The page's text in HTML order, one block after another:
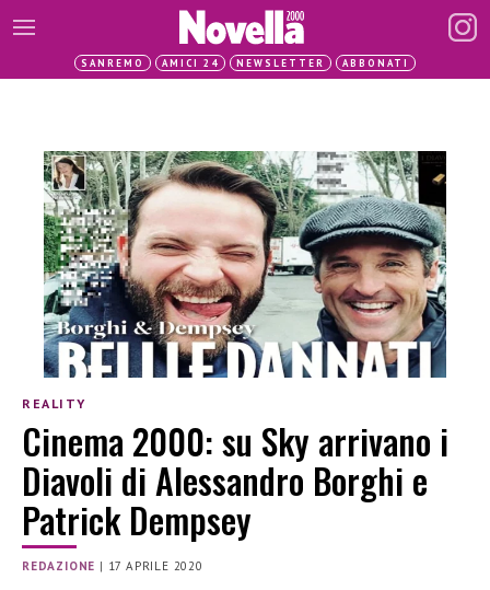
SANREMO AMICI 24 NEWSLETTER ABBONATI
REALITY
Cinema 2000: su Sky arrivano i
Diavoli di Alessandro Borghi e
Patrick Dempsey
REDAZIONE | 17 APRILE 2020